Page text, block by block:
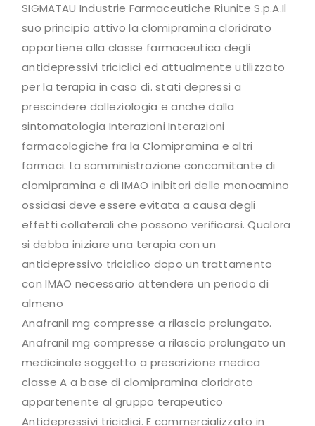
SIGMATAU Industrie Farmaceutiche Riunite S.p.A.Il
suo principio attivo la clomipramina cloridrato
appartiene alla classe farmaceutica degli
antidepressivi triciclici ed attualmente utilizzato
per la terapia in caso di. stati depressi a
prescindere dalleziologia e anche dalla
sintomatologia Interazioni Interazioni
farmacologiche fra la Clomipramina e altri
farmaci. La somministrazione concomitante di
clomipramina e di IMAO inibitori delle monoamino
ossidasi deve essere evitata a causa degli
effetti collaterali che possono verificarsi. Qualora
si debba iniziare una terapia con un
antidepressivo triciclico dopo un trattamento
con IMAO necessario attendere un periodo di
almeno
Anafranil mg compresse a rilascio prolungato.
Anafranil mg compresse a rilascio prolungato un
medicinale soggetto a prescrizione medica
classe A a base di clomipramina cloridrato
appartenente al gruppo terapeutico
Antidepressivi triciclici. E commercializzato in